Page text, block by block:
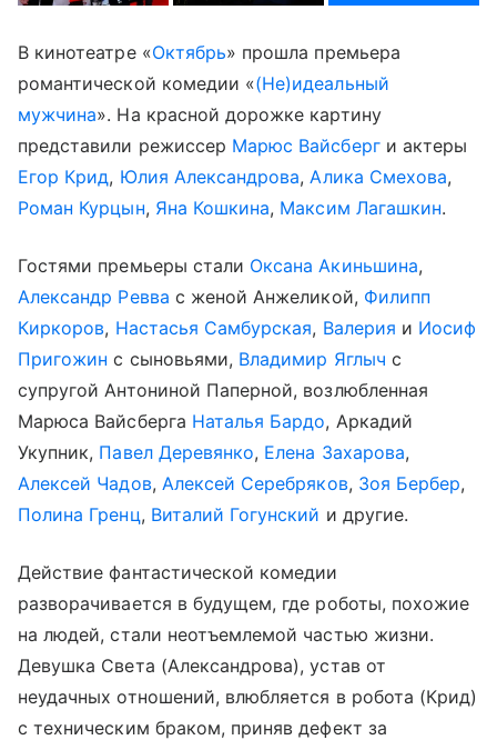
В кинотеатре «Октябрь» прошла премьера
романтической комедии «(Не)идеальный
мужчина». На красной дорожке картину
представили режиссер Марюс Вайсберги актеры
Егор Крид, Юлия Александрова, Алика Смехова,
Роман Курцын, Яна Кошкина, Максим Лагашкин.
Гостями премьеры стали Оксана Акиньшина,
Александр Ревва с женой Анжеликой, Филипп
Киркоров, Настасья Самбурская, Валерия и Иосиф
Пригожин с сыновьями, Владимир Яглыч с
супругой Антониной Паперной, возлюбленная
Марюса Вайсберга Наталья Бардо, Аркадий
Укупник, Павел Деревянко, Елена Захарова,
Алексей Чадов, Алексей Серебряков, Зоя Бербер,
Полина Гренц, Виталий Гогунский и другие.
Действие фантастической комедии
разворачивается в будущем, где роботы, похожие
на людей, стали неотъемлемой частью жизни.
Девушка Света (Александрова), устав от
неудачных отношений, влюбляется в робота (Крид)
с техническим браком, приняв дефект за